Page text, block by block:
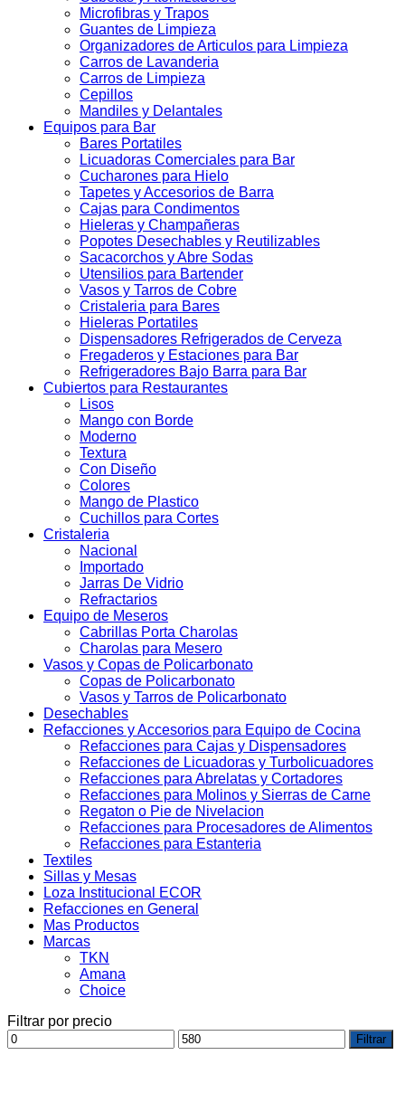
Microfibras y Trapos
Guantes de Limpieza
Organizadores de Articulos para Limpieza
Carros de Lavanderia
Carros de Limpieza
Cepillos
Mandiles y Delantales
Equipos para Bar
Bares Portatiles
Licuadoras Comerciales para Bar
Cucharones para Hielo
Tapetes y Accesorios de Barra
Cajas para Condimentos
Hieleras y Champañeras
Popotes Desechables y Reutilizables
Sacacorchos y Abre Sodas
Utensilios para Bartender
Vasos y Tarros de Cobre
Cristaleria para Bares
Hieleras Portatiles
Dispensadores Refrigerados de Cerveza
Fregaderos y Estaciones para Bar
Refrigeradores Bajo Barra para Bar
Cubiertos para Restaurantes
Lisos
Mango con Borde
Moderno
Textura
Con Diseño
Colores
Mango de Plastico
Cuchillos para Cortes
Cristaleria
Nacional
Importado
Jarras De Vidrio
Refractarios
Equipo de Meseros
Cabrillas Porta Charolas
Charolas para Mesero
Vasos y Copas de Policarbonato
Copas de Policarbonato
Vasos y Tarros de Policarbonato
Desechables
Refacciones y Accesorios para Equipo de Cocina
Refacciones para Cajas y Dispensadores
Refacciones de Licuadoras y Turbolicuadores
Refacciones para Abrelatas y Cortadores
Refacciones para Molinos y Sierras de Carne
Regaton o Pie de Nivelacion
Refacciones para Procesadores de Alimentos
Refacciones para Estanteria
Textiles
Sillas y Mesas
Loza Institucional ECOR
Refacciones en General
Mas Productos
Marcas
TKN
Amana
Choice
Filtrar por precio
Precio
mínimo
Precio
máximo
Filtrar